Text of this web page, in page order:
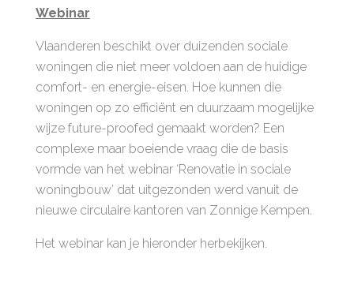
Webinar
Vlaanderen beschikt over duizenden sociale
woningen die niet meer voldoen aan de huidige
comfort- en energie-eisen. Hoe kunnen die
woningen op zo efficiënt en duurzaam mogelijke
wijze future-proofed gemaakt worden? Een
complexe maar boeiende vraag die de basis
vormde van het webinar ‘Renovatie in sociale
woningbouw’ dat uitgezonden werd vanuit de
nieuwe circulaire kantoren van Zonnige Kempen.
Het webinar kan je hieronder herbekijken.